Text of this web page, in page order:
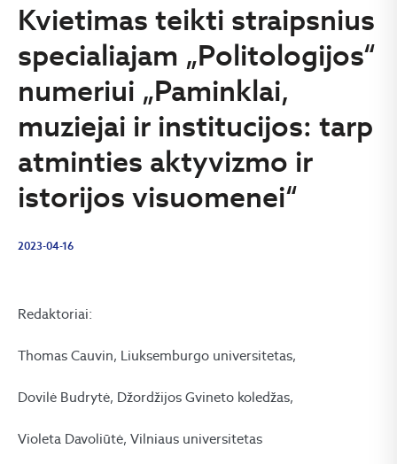
Kvietimas teikti straipsnius
specialiajam „Politologijos“
numeriui „Paminklai,
muziejai ir institucijos: tarp
atminties aktyvizmo ir
istorijos visuomenei“
2023-04-16
Redaktoriai:
Thomas Cauvin, Liuksemburgo universitetas,
Dovilė Budrytė, Džordžijos Gvineto koledžas,
Violeta Davoliūtė, Vilniaus universitetas